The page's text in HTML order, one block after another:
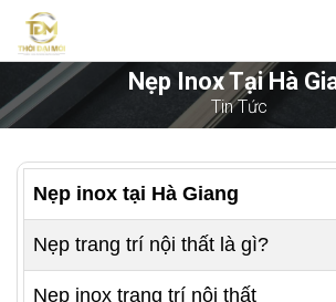
Nẹp Inox Tại Hà
Tin Tức
Nẹp inox tại Hà Giang
Nẹp trang trí nội thất là gì?
Nẹp inox trang trí nội thất